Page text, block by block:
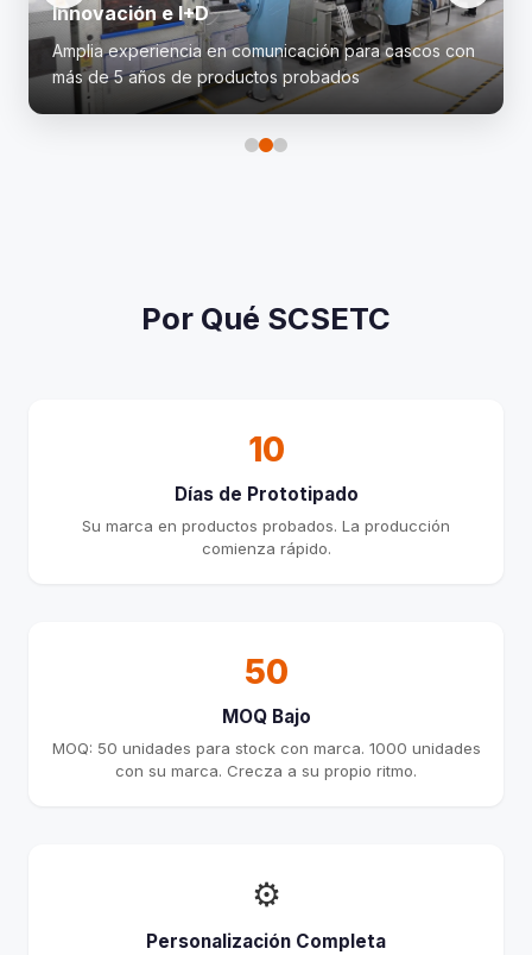
Innovación e I+D
Amplia experiencia en comunicación para cascos con
más de 5 años de productos probados
Por Qué SCSETC
10
Días de Prototipado
Su marca en productos probados. La producción
comienza rápido.
50
MOQ Bajo
MOQ: 50 unidades para stock con marca. 1000 unidades
con su marca. Crecza a su propio ritmo.
⚙️
Personalización Completa